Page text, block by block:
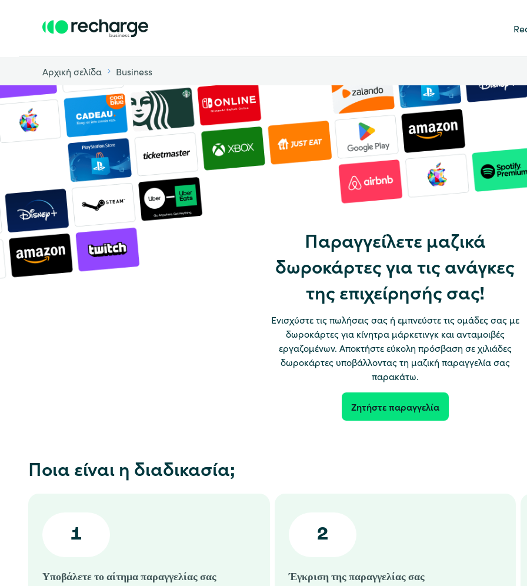
Αρχική σελίδα Business
Παραγγείλετε μαζικά
δωροκάρτες για τις ανάγκες
της επιχείρησής σας!
Ενισχύστε τις πωλήσεις σας ή εμπνεύστε τις ομάδες σας με
δωροκάρτες για κίνητρα μάρκετινγκ και ανταμοιβές
εργαζομένων. Αποκτήστε εύκολη πρόσβαση σε χιλιάδες
δωροκάρτες υποβάλλοντας τη μαζική παραγγελία σας
παρακάτω.
Ζητήστε παραγγελία
Ποια είναι η διαδικασία;
1
Υποβάλετε το αίτημα παραγγελίας σας
2
Έγκριση της παραγγελίας σας